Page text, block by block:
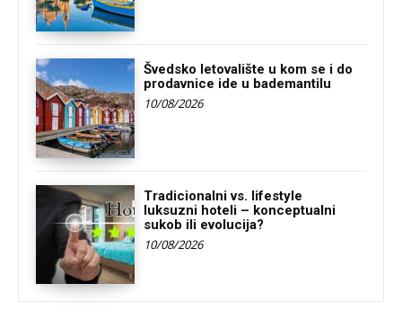
Švedsko letovalište u kom se i do
prodavnice ide u bademantilu
10/08/2026
Tradicionalni vs. lifestyle
luksuzni hoteli – konceptualni
sukob ili evolucija?
10/08/2026